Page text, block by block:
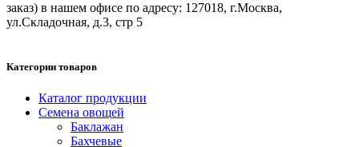
заказ) в нашем офисе по адресу: 127018, г.Москва,
ул.Складочная, д.3, стр 5
Категории товаров
Каталог продукции
Семена овощей
Баклажан
Бахчевые